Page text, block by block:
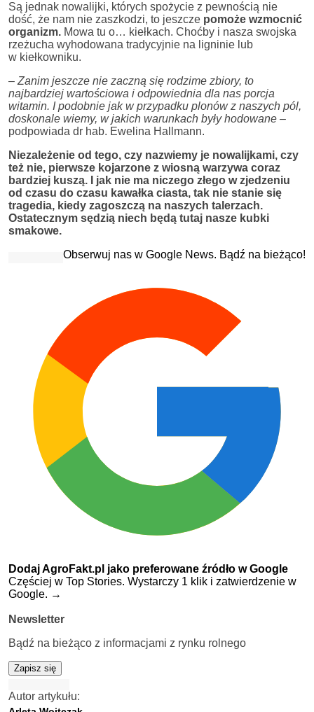
Są jednak nowalijki, których spożycie z pewnością nie
dość, że nam nie zaszkodzi, to jeszcze pomoże wzmocnić
organizm. Mowa tu o… kiełkach. Choćby i nasza swojska
rzeżucha wyhodowana tradycyjnie na ligninie lub
w kiełkowniku.
– Zanim jeszcze nie zaczną się rodzime zbiory, to
najbardziej wartościowa i odpowiednia dla nas porcja
witamin. I podobnie jak w przypadku plonów z naszych pól,
doskonale wiemy, w jakich warunkach były hodowane –
podpowiada dr hab. Ewelina Hallmann.
Niezależenie od tego, czy nazwiemy je nowalijkami, czy
też nie, pierwsze kojarzone z wiosną warzywa coraz
bardziej kuszą. I jak nie ma niczego złego w zjedzeniu
od czasu do czasu kawałka ciasta, tak nie stanie się
tragedia, kiedy zagoszczą na naszych talerzach.
Ostatecznym sędzią niech będą tutaj nasze kubki
smakowe.
Obserwuj nas w Google News. Bądź na bieżąco!
Dodaj AgroFakt.pl jako preferowane źródło w Google
Częściej w Top Stories. Wystarczy 1 klik i zatwierdzenie w
Google. →
Newsletter
Bądź na bieżąco z informacjami z rynku rolnego
Zapisz się
Autor artykułu: